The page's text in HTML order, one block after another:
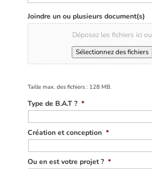
Joindre un ou plusieurs document(s)
Déposez les fichiers ici ou
Sélectionnez des fichiers
Taille max. des fichiers : 128 MB.
Type de B.A.T ? *
Création et conception *
Ou en est votre projet ? *